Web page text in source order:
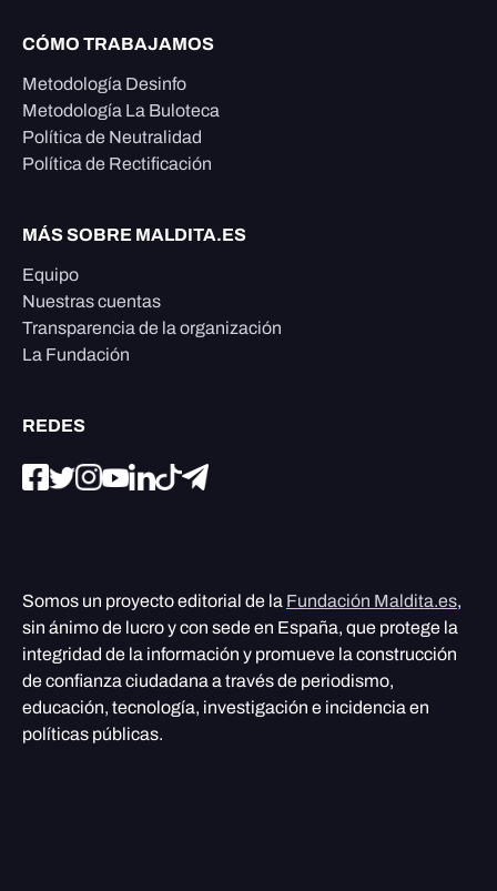
CÓMO TRABAJAMOS
Metodología Desinfo
Metodología La Buloteca
Política de Neutralidad
Política de Rectificación
MÁS SOBRE MALDITA.ES
Equipo
Nuestras cuentas
Transparencia de la organización
La Fundación
REDES
Somos un proyecto editorial de la Fundación Maldita.es,
sin ánimo de lucro y con sede en España, que protege la
integridad de la información y promueve la construcción
de confianza ciudadana a través de periodismo,
educación, tecnología, investigación e incidencia en
políticas públicas.